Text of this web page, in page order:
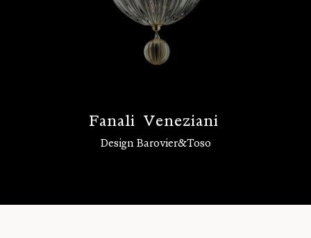
Fanali Veneziani
Design Barovier&Toso